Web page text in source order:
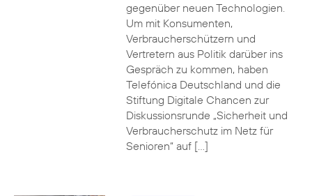
gegenüber neuen Technologien.
Um mit Konsumenten,
Verbraucherschützern und
Vertretern aus Politik darüber ins
Gespräch zu kommen, haben
Telefónica Deutschland und die
Stiftung Digitale Chancen zur
Diskussionsrunde „Sicherheit und
Verbraucherschutz im Netz für
Senioren“ auf […]